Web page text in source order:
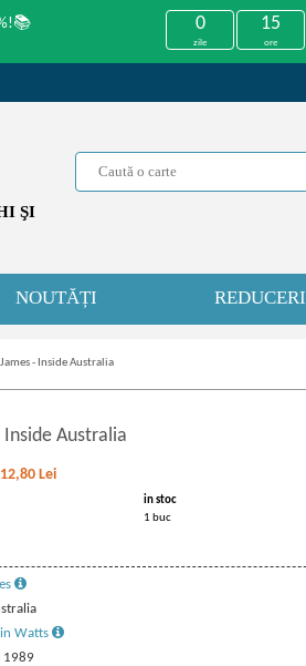
0
zile
15
ore
ŞI
NOUTĂȚI REDUCERI
James - Inside Australia
Inside Australia
12,80 Lei
in stoc
1 buc
Watts
1989